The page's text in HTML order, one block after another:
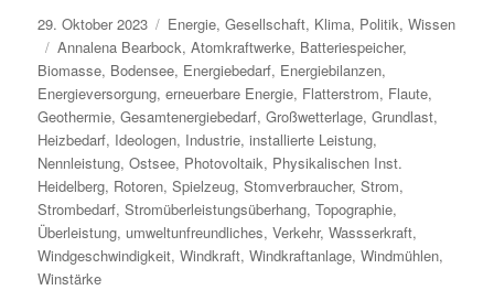
Veröffentlicht
am
29. Oktober 2023 Kategorien
Energie,Gesellschaft, Klima, Politik,Wissen
Schlagwörter
Annalena Bearbock,Atomkraftwerke, Batteriespeicher,
Biomasse, Bodensee, Energiebedarf, Energiebilanzen,
Energieversorgung,erneuerbare Energie, Flatterstrom, Flaute,
Geothermie,Gesamtenergiebedarf,Großwetterlage,Grundlast,
Heizbedarf, Ideologen, Industrie,installierte Leistung,
Nennleistung,Ostsee, Photovoltaik, Physikalischen Inst.
Heidelberg, Rotoren,Spielzeug,Stomverbraucher,Strom,
Strombedarf,Stromüberleistungsüberhang,Topographie,
Überleistung, umweltunfreundliches,Verkehr,Wassserkraft,
Windgeschwindigkeit,Windkraft,Windkraftanlage,Windmühlen,
Winstärke